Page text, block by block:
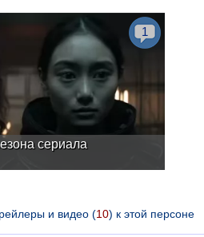
сериала
1
и видео (10) к этой персоне